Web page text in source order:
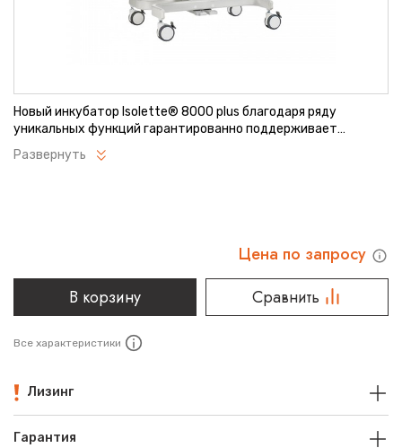
Новый инкубатор Isolette® 8000 plus благодаря ряду
уникальных функций гарантированно поддерживает
термонейтральную микросреду, позволяет родителям
участвовать в процессе выхаживания за новорожденными, а
Развернуть
Цена по запросу
В корзину
Сравнить
Все характеристики
Лизинг
Гарантия